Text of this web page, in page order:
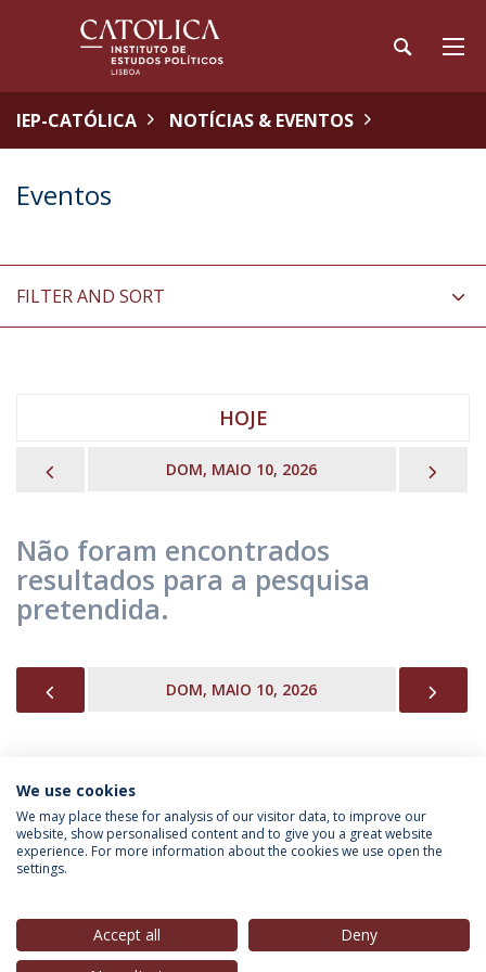
IEP-CATÓLICA NOTÍCIAS & EVENTOS
Eventos
FILTER AND SORT
HOJE
DOM, MAIO 10, 2026
Não foram encontrados
resultados para a pesquisa
pretendida.
DOM, MAIO 10, 2026
INFORMAÇÃO PARA
We use cookies
We may place these for analysis of our visitor data, to improve our
website, show personalised content and to give you a great website
experience. For more information about the cookies we use open the
settings.
Accept all
Deny